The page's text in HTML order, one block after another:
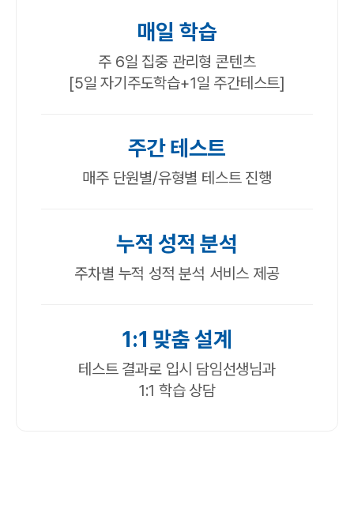
매일 학습
주 6일 집중 관리형 콘텐츠
[5일 자기주도학습+1일 주간테스트]
주간 테스트
매주 단원별/유형별 테스트 진행
누적 성적 분석
주차별 누적 성적 분석 서비스 제공
1:1 맞춤 설계
테스트 결과로 입시 담임선생님과
1:1 학습 상담